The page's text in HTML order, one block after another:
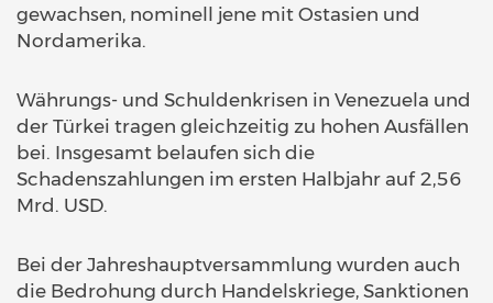
gewachsen, nominell jene mit Ostasien und
Nordamerika.
Währungs- und Schuldenkrisen in Venezuela und
der Türkei tragen gleichzeitig zu hohen Ausfällen
bei. Insgesamt belaufen sich die
Schadenszahlungen im ersten Halbjahr auf 2,56
Mrd. USD.
Bei der Jahreshauptversammlung wurden auch
die Bedrohung durch Handelskriege, Sanktionen